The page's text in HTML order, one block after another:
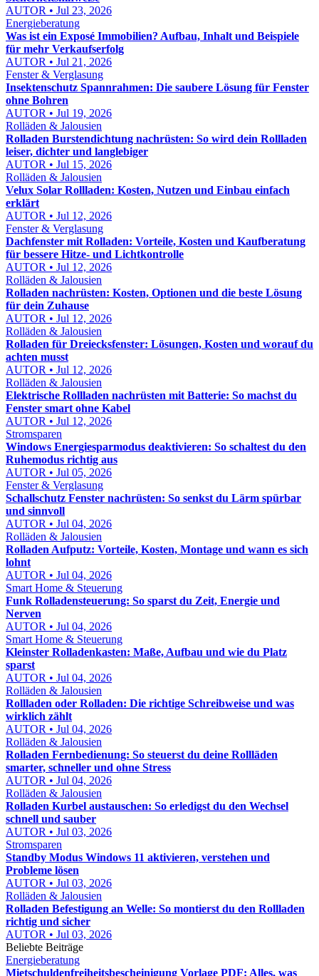
AUTOR • Jul 23, 2026
Energieberatung
Was ist ein Exposé Immobilien? Aufbau, Inhalt und Beispiele
für mehr Verkaufserfolg
AUTOR • Jul 21, 2026
Fenster & Verglasung
Insektenschutz Spannrahmen: Die saubere Lösung für Fenster
ohne Bohren
AUTOR • Jul 19, 2026
Rolläden & Jalousien
Rolladen Burstendichtung nachrüsten: So wird dein Rollladen
leiser, dichter und langlebiger
AUTOR • Jul 15, 2026
Rolläden & Jalousien
Velux Solar Rollladen: Kosten, Nutzen und Einbau einfach
erklärt
AUTOR • Jul 12, 2026
Fenster & Verglasung
Dachfenster mit Rolladen: Vorteile, Kosten und Kaufberatung
für bessere Hitze- und Lichtkontrolle
AUTOR • Jul 12, 2026
Rolläden & Jalousien
Rolladen nachrüsten: Kosten, Optionen und die beste Lösung
für dein Zuhause
AUTOR • Jul 12, 2026
Rolläden & Jalousien
Rolladen für Dreiecksfenster: Lösungen, Kosten und worauf du
achten musst
AUTOR • Jul 12, 2026
Rolläden & Jalousien
Elektrische Rollladen nachrüsten mit Batterie: So machst du
Fenster smart ohne Kabel
AUTOR • Jul 12, 2026
Stromsparen
Windows Energiesparmodus deaktivieren: So schaltest du den
Ruhemodus richtig aus
AUTOR • Jul 05, 2026
Fenster & Verglasung
Schallschutz Fenster nachrüsten: So senkst du Lärm spürbar
und sinnvoll
AUTOR • Jul 04, 2026
Rolläden & Jalousien
Rolladen Aufputz: Vorteile, Kosten, Montage und wann es sich
lohnt
AUTOR • Jul 04, 2026
Smart Home & Steuerung
Funk Rolladensteuerung: So sparst du Zeit, Energie und
Nerven
AUTOR • Jul 04, 2026
Smart Home & Steuerung
Kleinster Rolladenkasten: Maße, Aufbau und wie du Platz
sparst
AUTOR • Jul 04, 2026
Rolläden & Jalousien
Rollladen oder Rolladen: Die richtige Schreibweise und was
wirklich zählt
AUTOR • Jul 04, 2026
Rolläden & Jalousien
Rolladen Fernbedienung: So steuerst du deine Rollläden
smarter, schneller und ohne Stress
AUTOR • Jul 04, 2026
Rolläden & Jalousien
Rolladen Kurbel austauschen: So erledigst du den Wechsel
schnell und sauber
AUTOR • Jul 03, 2026
Stromsparen
Standby Modus Windows 11 aktivieren, verstehen und
Probleme lösen
AUTOR • Jul 03, 2026
Rolläden & Jalousien
Rolladen Befestigung an Welle: So montierst du den Rollladen
richtig und sicher
AUTOR • Jul 03, 2026
Beliebte Beiträge
Energieberatung
Mietschuldenfreiheitsbescheinigung Vorlage PDF: Alles, was